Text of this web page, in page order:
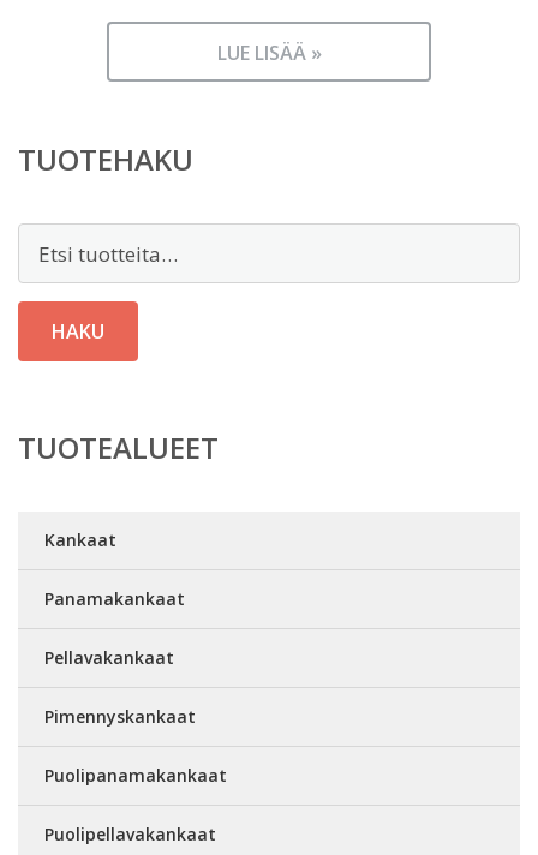
LUE LISÄÄ »
TUOTEHAKU
HAKU
TUOTEALUEET
Kankaat
Panamakankaat
Pellavakankaat
Pimennyskankaat
Puolipanamakankaat
Puolipellavakankaat